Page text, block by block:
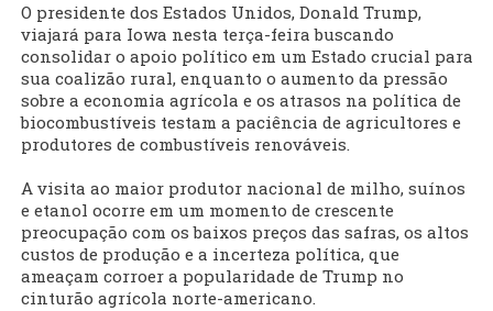
O presidente dos Estados Unidos, Donald Trump,
viajará para Iowa nesta terça-feira buscando
consolidar o apoio político em um Estado crucial para
sua coalizão rural, enquanto o aumento da pressão
sobre a economia agrícola e os atrasos na política de
biocombustíveis testam a paciência de agricultores e
produtores de combustíveis renováveis.
A visita ao maior produtor nacional de milho, suínos
e etanol ocorre em um momento de crescente
preocupação com os baixos preços das safras, os altos
custos de produção e a incerteza política, que
ameaçam corroer a popularidade de Trump no
cinturão agrícola norte-americano.